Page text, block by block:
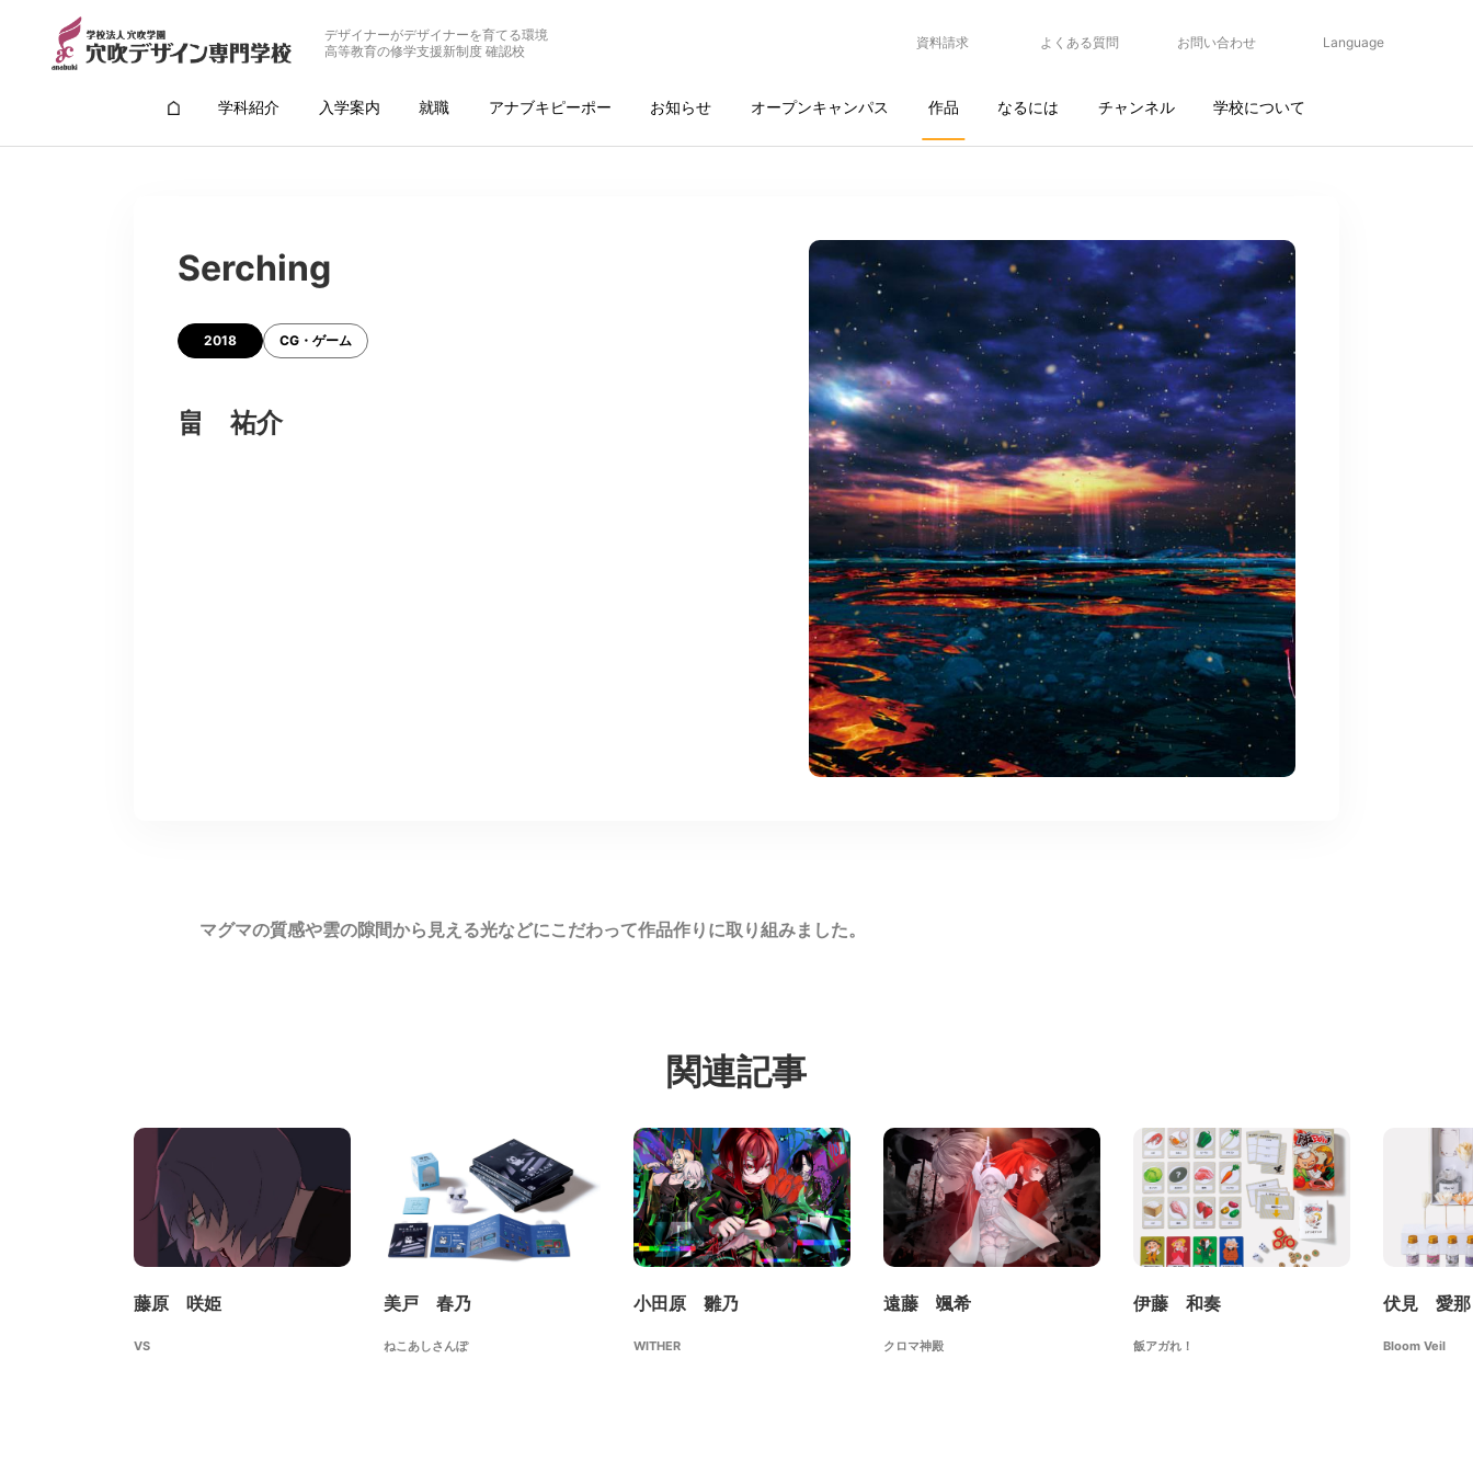
デザイナーがデザイナーを育てる環境
高等教育の修学支援新制度 確認校
資料請求 よくある質問 お問い合わせ Language
学科紹介 入学案内 就職 アナブキピーポー お知らせ オープンキャンパス 作品 なるには チャンネル 学校について
Serching
2018 CG・ゲーム
畠 祐介
マグマの質感や雲の隙間から見える光などにこだわって作品作りに取り組みました。
関連記事
藤原 咲姫
VS
美戸 春乃
ねこあしさんぽ
小田原 雛乃
WITHER
遠藤 颯希
クロマ神殿
伊藤 和奏
飯アガれ！
伏見 愛那
Bloom Veil